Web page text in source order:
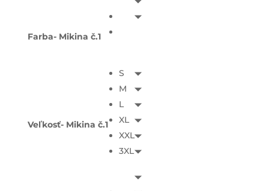
Farba- Mikina č.1
Veľkosť- Mikina č.1
S
M
L
XL
XXL
3XL